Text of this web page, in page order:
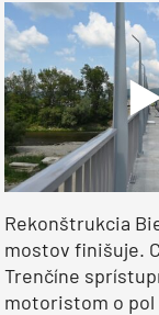
Rekonštrukcia
mostov finišuje.
Trenčíne
motoristom o pol